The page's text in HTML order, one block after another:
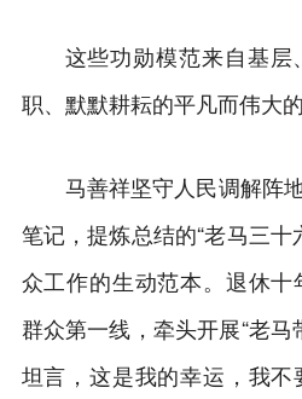
这些功勋模范来自基
职、默默耕耘的平凡而伟大的
马善祥坚守人民调解阵
笔记，提炼总结的“老马三
众工作的生动范本。退休
群众第一线，牵头开展“老
坦言，这是我的幸运，我不